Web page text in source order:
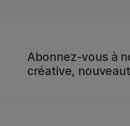
Abonnez-vous à
créative,